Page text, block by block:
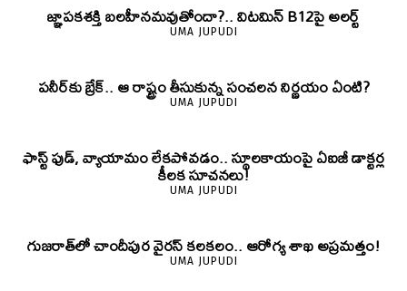
జ్ఞాపకశక్తి బలహీనమవుతోందా?.. విటమిన్ B12పై అలర్ట్
UMA JUPUDI
పనీర్‌కు బ్రేక్.. ఆ రాష్ట్రం తీసుకున్న సంచలన నిర్ణయం ఏంటి?
UMA JUPUDI
ఫాస్ట్ ఫుడ్, వ్యాయామం లేకపోవడం.. స్థూలకాయంపై ఏఐజీ డాక్టర్ల
కీలక సూచనలు!
UMA JUPUDI
గుజరాత్‌లో చాందీపుర వైరస్ కలకలం.. ఆరోగ్య శాఖ అప్రమత్తం!
UMA JUPUDI